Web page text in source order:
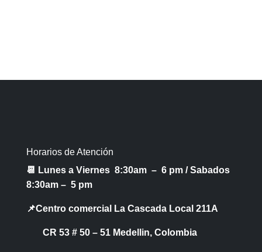
Horarios de Atención
📆 Lunes a Viernes 8:30am – 6 pm /Sabados
8:30am – 5 pm
📌Centro comercial La Cascada Local 211A
CR 53 # 50 – 51 Medellin, Colombia